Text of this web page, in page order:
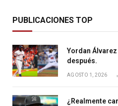
PUBLICACIONES TOP
Yordan
después.
AGOSTO 1, 2026
¿Realmente